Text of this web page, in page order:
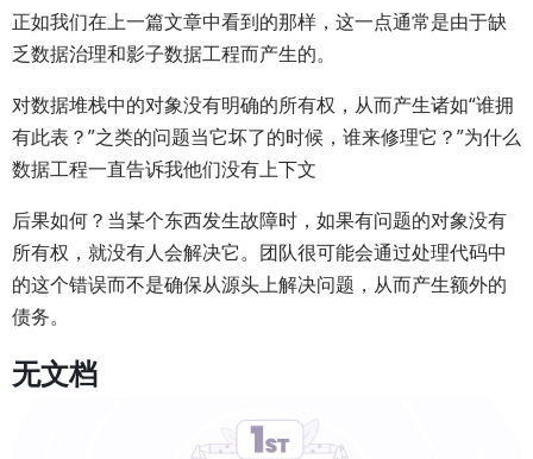
正如我们在上一篇文章中看到的那样，这一点通常是由于缺
乏数据治理和影子数据工程而产生的。
对数据堆栈中的对象没有明确的所有权，从而产生诸如“谁拥
有此表？”之类的问题当它坏了的时候，谁来修理它？”为什么
数据工程一直告诉我他们没有上下文
后果如何？当某个东西发生故障时，如果有问题的对象没有
所有权，就没有人会解决它。团队很可能会通过处理代码中
的这个错误而不是确保从源头上解决问题，从而产生额外的
债务。
无文档